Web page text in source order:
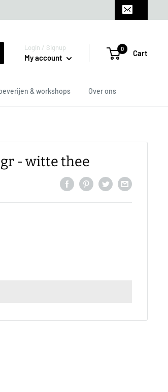
Login / Signup
My account
0 Cart
& workshops Over ons
- witte thee